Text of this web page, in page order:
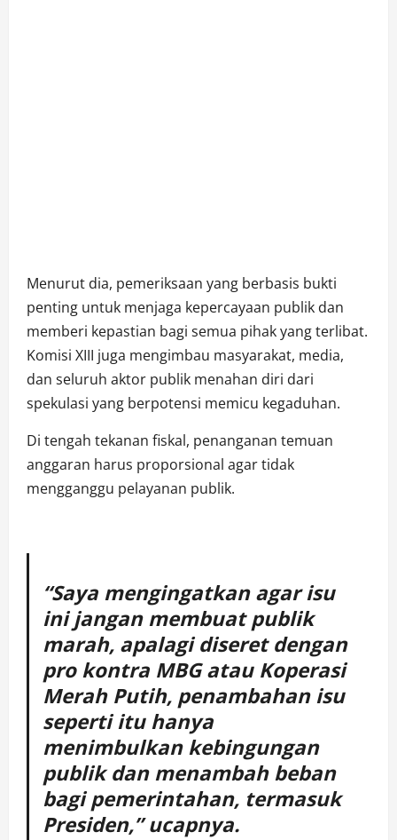
Menurut dia, pemeriksaan yang berbasis bukti
penting untuk menjaga kepercayaan publik dan
memberi kepastian bagi semua pihak yang terlibat.
Komisi XIII juga mengimbau masyarakat, media,
dan seluruh aktor publik menahan diri dari
spekulasi yang berpotensi memicu kegaduhan.
Di tengah tekanan fiskal, penanganan temuan
anggaran harus proporsional agar tidak
mengganggu pelayanan publik.
“Saya mengingatkan agar isu
ini jangan membuat publik
marah, apalagi diseret dengan
pro kontra MBG atau Koperasi
Merah Putih, penambahan isu
seperti itu hanya
menimbulkan kebingungan
publik dan menambah beban
bagi pemerintahan, termasuk
Presiden,” ucapnya.